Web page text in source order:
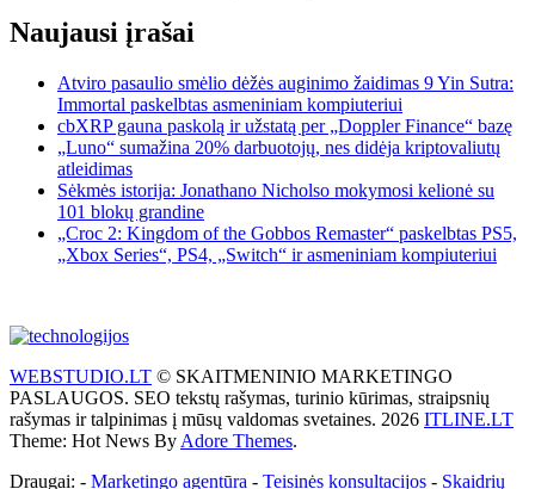
Naujausi įrašai
Atviro pasaulio smėlio dėžės auginimo žaidimas 9 Yin Sutra:
Immortal paskelbtas asmeniniam kompiuteriui
cbXRP gauna paskolą ir užstatą per „Doppler Finance“ bazę
„Luno“ sumažina 20% darbuotojų, nes didėja kriptovaliutų
atleidimas
Sėkmės istorija: Jonathano Nicholso mokymosi kelionė su
101 blokų grandine
„Croc 2: Kingdom of the Gobbos Remaster“ paskelbtas PS5,
„Xbox Series“, PS4, „Switch“ ir asmeniniam kompiuteriui
WEBSTUDIO.LT © SKAITMENINIO MARKETINGO
PASLAUGOS. SEO tekstų rašymas, turinio kūrimas, straipsnių
rašymas ir talpinimas į mūsų valdomas svetaines. 2026 ITLINE.LT
Theme: Hot News By Adore Themes.
Draugai: - Marketingo agentūra - Teisinės konsultacijos - Skaidrių